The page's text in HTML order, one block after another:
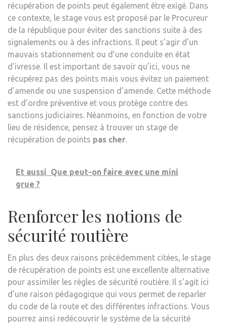
récupération de points peut également être exigé. Dans
ce contexte, le stage vous est proposé par le Procureur
de la république pour éviter des sanctions suite à des
signalements ou à des infractions. Il peut s’agir d’un
mauvais stationnement ou d’une conduite en état
d’ivresse. Il est important de savoir qu’ici, vous ne
récupérez pas des points mais vous évitez un paiement
d’amende ou une suspension d’amende. Cette méthode
est d’ordre préventive et vous protège contre des
sanctions judiciaires. Néanmoins, en fonction de votre
lieu de résidence, pensez à trouver un stage de
récupération de points pas cher.
Et aussi Que peut-on faire avec une mini
grue ?
Renforcer les notions de
sécurité routière
En plus des deux raisons précédemment citées, le stage
de récupération de points est une excellente alternative
pour assimiler les règles de sécurité routière. Il s’agit ici
d’une raison pédagogique qui vous permet de reparler
du code de la route et des différentes infractions. Vous
pourrez ainsi redécouvrir le système de la sécurité